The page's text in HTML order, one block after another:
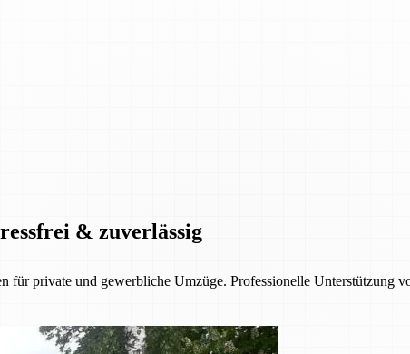
& zuverlässig
für private und gewerbliche Umzüge. Professionelle Unterstützung